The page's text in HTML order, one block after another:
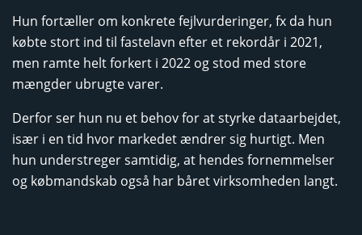
Hun fortæller om konkrete fejlvurderinger, fx da hun
købte stort ind til fastelavn efter et rekordår i 2021,
men ramte helt forkert i 2022 og stod med store
mængder ubrugte varer.
Derfor ser hun nu et behov for at styrke dataarbejdet,
især i en tid hvor markedet ændrer sig hurtigt. Men
hun understreger samtidig, at hendes fornemmelser
og købmandskab også har båret virksomheden langt.